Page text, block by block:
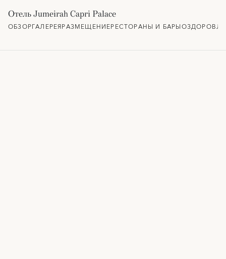
Отель Jumeirah Capri Palace
ОБЗОРГАЛЕРЕЯРАЗМЕЩЕНИЕРЕСТОРАНЫ И БАРЫ